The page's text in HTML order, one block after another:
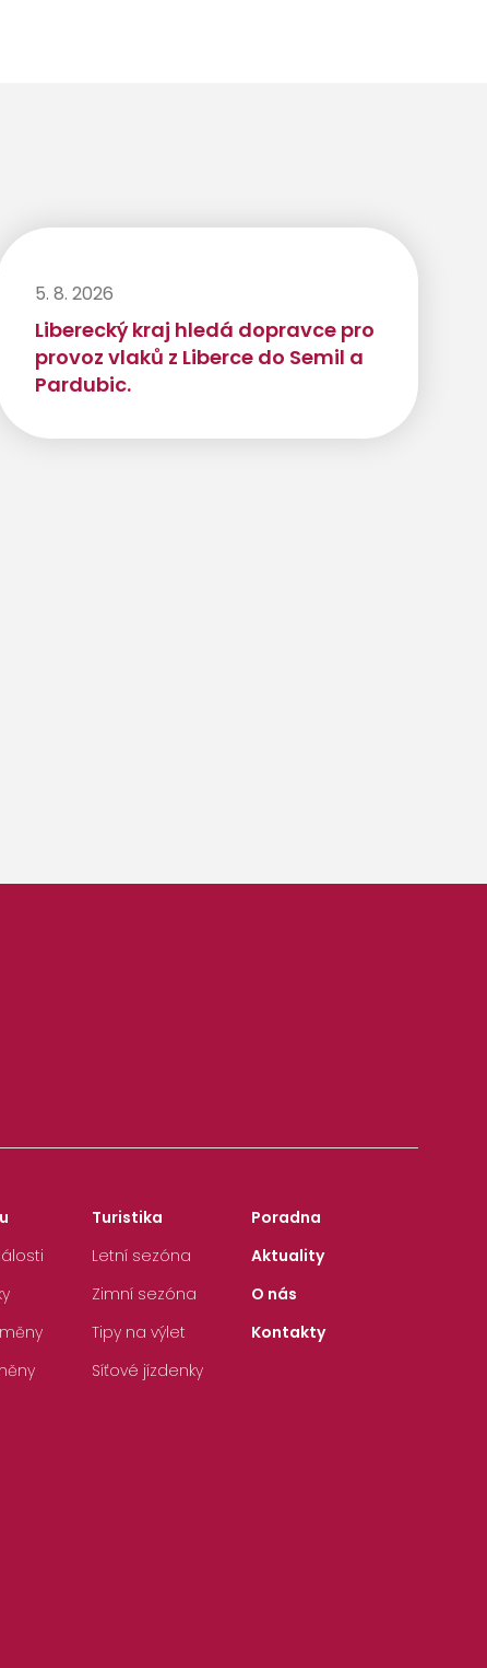
5. 8. 2026
Liberecký kraj hledá dopravce pro
provoz vlaků z Liberce do Semil a
Pardubic.
Turistika
Letní sezóna
Zimní sezóna
Tipy na výlet
Síťové jízdenky
Poradna
Aktuality
O nás
Kontakty